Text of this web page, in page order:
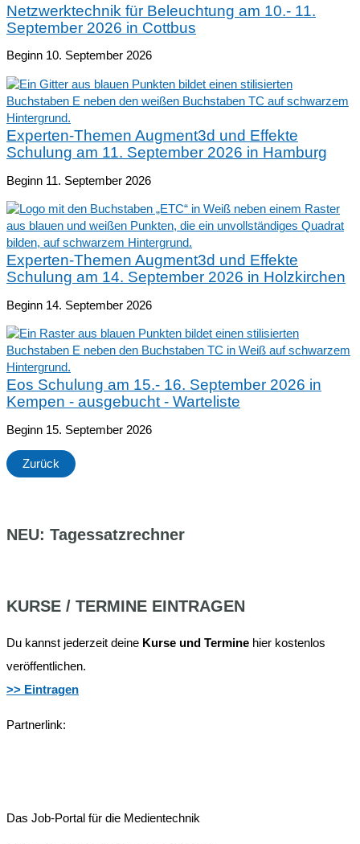
Netzwerktechnik für Beleuchtung am 10.- 11.
September 2026 in Cottbus
Beginn 10. September 2026
Experten-Themen Augment3d und Effekte
Schulung am 11. September 2026 in Hamburg
Beginn 11. September 2026
Experten-Themen Augment3d und Effekte
Schulung am 14. September 2026 in Holzkirchen
Beginn 14. September 2026
Eos Schulung am 15.- 16. September 2026 in
Kempen - ausgebucht - Warteliste
Beginn 15. September 2026
Zurück
NEU: Tagessatzrechner
KURSE / TERMINE EINTRAGEN
Du kannst jederzeit deine Kurse und Termine hier kostenlos
veröffentlichen.
>> Eintragen
Partnerlink:
Das Job-Portal für die Medientechnik